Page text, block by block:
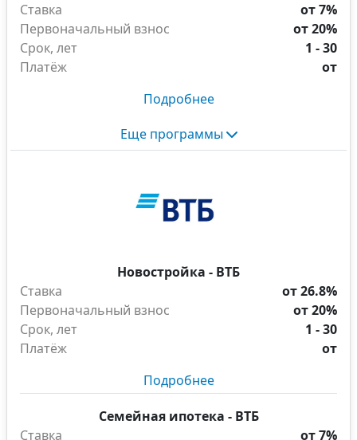
Ставка
от 7%
Первоначальный взнос
от 20%
Срок, лет
1 - 30
Платёж
от
Подробнее
Еще программы
Новостройка - ВТБ
Ставка
от 26.8%
Первоначальный взнос
от 20%
Срок, лет
1 - 30
Платёж
от
Подробнее
Семейная ипотека - ВТБ
Ставка
от 7%